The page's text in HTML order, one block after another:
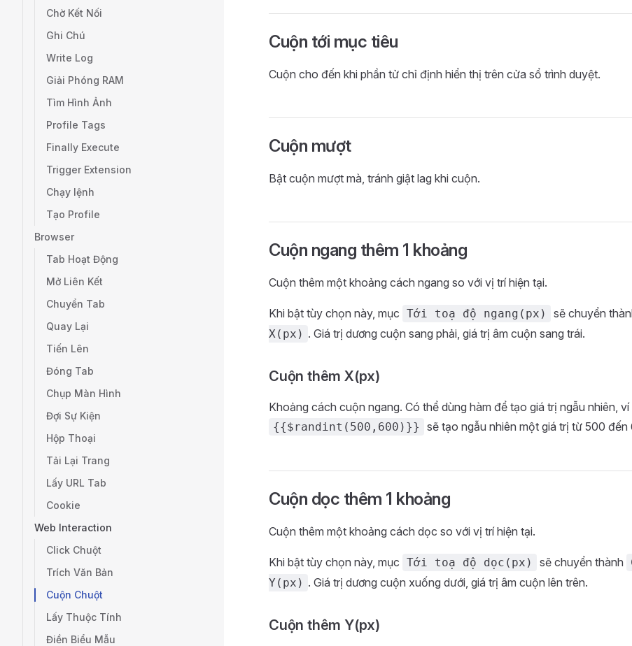
Chờ Kết Nối
Ghi Chú
Write Log
Giải Phóng RAM
Tìm Hình Ảnh
Profile Tags
Finally Execute
Trigger Extension
Chạy lệnh
Tạo Profile
Browser
Tab Hoạt Động
Mở Liên Kết
Chuyển Tab
Quay Lại
Tiến Lên
Đóng Tab
Chụp Màn Hình
Đợi Sự Kiện
Hộp Thoại
Tải Lại Trang
Lấy URL Tab
Cookie
Web Interaction
Click Chuột
Trích Văn Bản
Cuộn Chuột
Lấy Thuộc Tính
Điền Biểu Mẫu
Cuộn tới mục tiêu
Cuộn cho đến khi phần tử chỉ định hiển thị trên cửa sổ trình duyệt.
Cuộn mượt
Bật cuộn mượt mà, tránh giật lag khi cuộn.
Cuộn ngang thêm 1 khoảng
Cuộn thêm một khoảng cách ngang so với vị trí hiện tại.
Khi bật tùy chọn này, mục Tới toạ độ ngang(px) sẽ chuyển
X(px) . Giá trị dương cuộn sang phải, giá trị âm cuộn sang trái.
Cuộn thêm X(px)
Khoảng cách cuộn ngang. Có thể dùng hàm để tạo giá trị ngẫu nhiên, ví
{{$randint(500,600)}} sẽ tạo ngẫu nhiên một giá trị từ 500 đến
Cuộn dọc thêm 1 khoảng
Cuộn thêm một khoảng cách dọc so với vị trí hiện tại.
Khi bật tùy chọn này, mục Tới toạ độ dọc(px) sẽ chuyển thành
Y(px) . Giá trị dương cuộn xuống dưới, giá trị âm cuộn lên trên.
Cuộn thêm Y(px)